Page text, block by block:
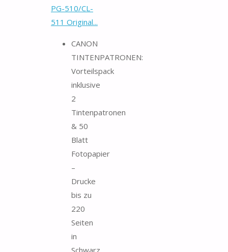
PG-510/CL-
511 Original...
CANON
TINTENPATRONEN:
Vorteilspack
inklusive
2
Tintenpatronen
& 50
Blatt
Fotopapier
–
Drucke
bis zu
220
Seiten
in
Schwarz